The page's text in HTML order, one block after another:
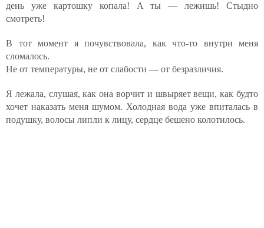
день уже картошку копала! А ты — лежишь! Стыдно
смотреть!
В тот момент я почувствовала, как что-то внутри меня
сломалось.
Не от температуры, не от слабости — от безразличия.
Я лежала, слушая, как она ворчит и швыряет вещи, как будто
хочет наказать меня шумом. Холодная вода уже впиталась в
подушку, волосы липли к лицу, сердце бешено колотилось.